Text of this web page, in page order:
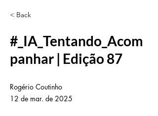
< Back
#_IA_Tentando_Acom
panhar | Edição 87
Rogério Coutinho
12 de mar. de 2025